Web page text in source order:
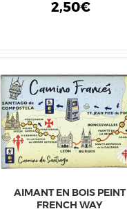
2,50€
AIMANT EN BOIS PEINT
FRENCH WAY